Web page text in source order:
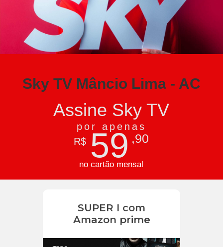
Sky TV Mâncio Lima - AC
Assine Sky TV
por apenas
R$ 59 ,90
no cartão mensal
SUPER I com
Amazon prime